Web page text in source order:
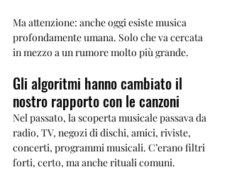
Ma attenzione: anche oggi esiste musica
profondamente umana. Solo che va cercata
in mezzo a un rumore molto più grande.
Gli algoritmi hanno cambiato il
nostro rapporto con le canzoni
Nel passato, la scoperta musicale passava da
radio, TV, negozi di dischi, amici, riviste,
concerti, programmi musicali. C’erano filtri
forti, certo, ma anche rituali comuni.